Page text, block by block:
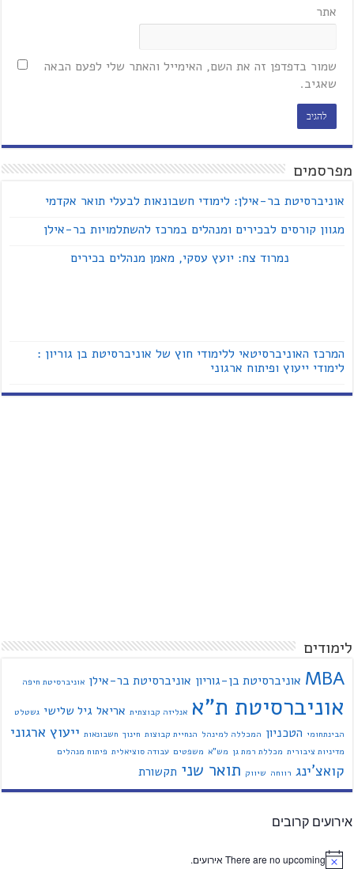
אתר
שמור בדפדפן זה את השם, האימייל והאתר שלי לפעם הבאה
שאגיב.
מפרסמים
אוניברסיטת בר-אילן: לימודי חשבונאות לבעלי תואר אקדמי
מגוון קורסים לבכירים ומנהלים במרכז להשתלמויות בר-אילן
נמרוד צח: יועץ עסקי, מאמן מנהלים בכירים
המרכז האוניברסיטאי ללימודי חוץ של אוניברסיטת בן גוריון :
לימודי ייעוץ ופיתוח ארגוני
לימודים
MBA אוניברסיטת בן-גוריון אוניברסיטת בר-אילן אוניברסיטת חיפה
אוניברסיטת ת"א אנליזה קבוצתית אריאל גיל שלישי גשטלט
הבינתחומי הטכניון המכללה למינהל הנחיית קבוצות חינוך חשבונאות ייעוץ ארגוני
מדיניות ציבורית מכללת רמת גן מש"א משפטים עבודה סוציאלית פיתוח מנהלים
קואצ'ינג רווחה שיווק תואר שני תקשורת
אירועים קרובים
There are no upcoming אירועים.